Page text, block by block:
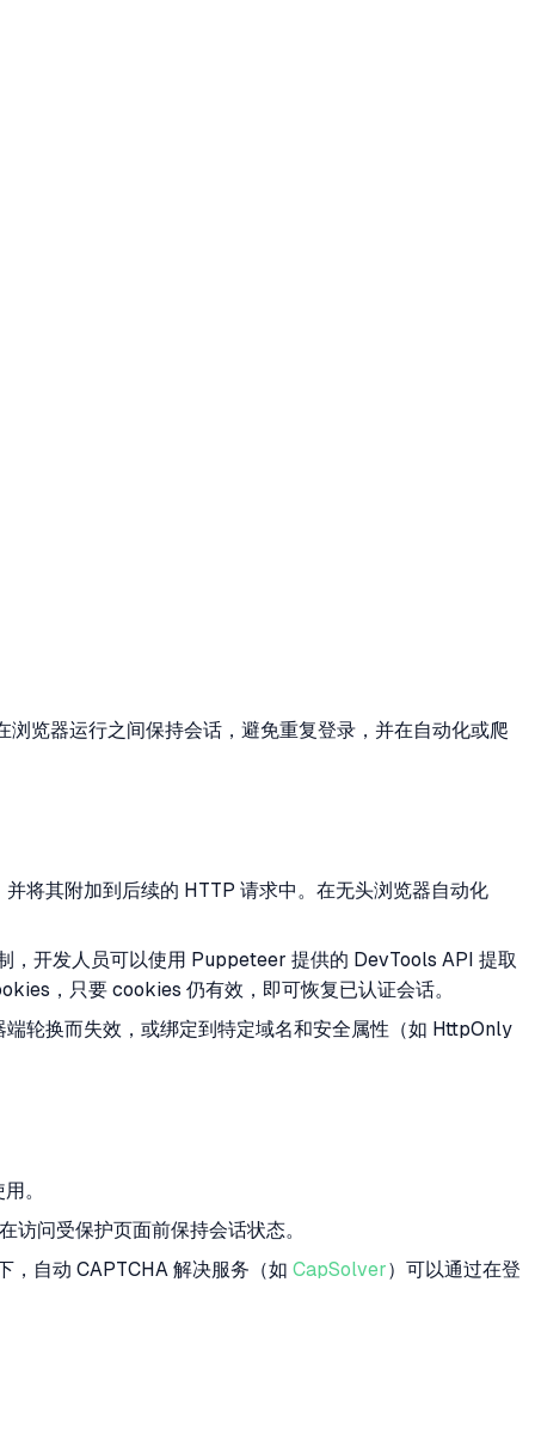
浏览器运行之间保持会话，避免重复登录，并在自动化或爬
将其附加到后续的 HTTP 请求中。在无头浏览器自动化
，开发人员可以使用 Puppeteer 提供的 DevTools API 提取
，只要 cookies 仍有效，即可恢复已认证会话。
轮换而失效，或绑定到特定域名和安全属性（如 HttpOnly
。
访问受保护页面前保持会话状态。
，自动 CAPTCHA 解决服务（如 CapSolver）可以通过在登